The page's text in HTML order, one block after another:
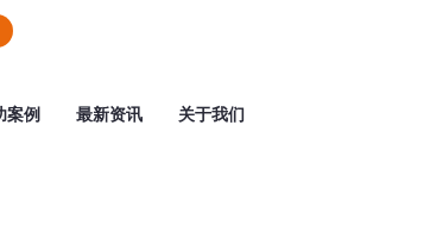
案例 最新资讯 关于我们